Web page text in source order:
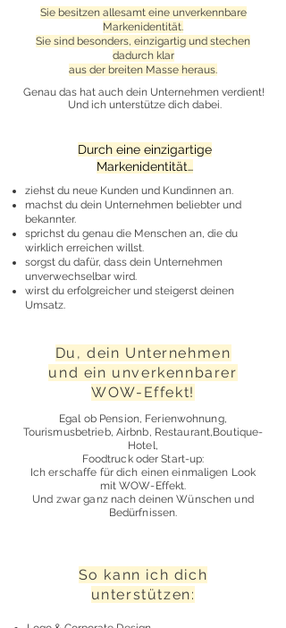
Sie besitzen allesamt eine unverkennbare
Markenidentität.
Sie sind besonders, einzigartig und stechen
dadurch klar
aus der breiten Masse heraus.
Genau das hat auch dein Unternehmen verdient!
Und ich unterstütze dich dabei.
ziehst du neue Kunden und Kundinnen an.
machst du dein Unternehmen beliebter und
bekannter.
sprichst du genau die Menschen an, die du
wirklich erreichen willst.
sorgst du dafür, dass dein Unternehmen
unverwechselbar wird.
wirst du erfolgreicher und steigerst deinen
Umsatz.
Durch eine einzigartige
Markenidentität…
Du, dein Unternehmen
und ein unverkennbarer
WOW-Effekt!
Egal ob Pension, Ferienwohnung,
Tourismusbetrieb, Airbnb, Restaurant,Boutique-
Hotel,
Foodtruck oder Start-up:
Ich erschaffe für dich einen einmaligen Look
mit WOW-Effekt.
Und zwar ganz nach deinen Wünschen und
Bedürfnissen.
So kann ich dich
unterstützen: